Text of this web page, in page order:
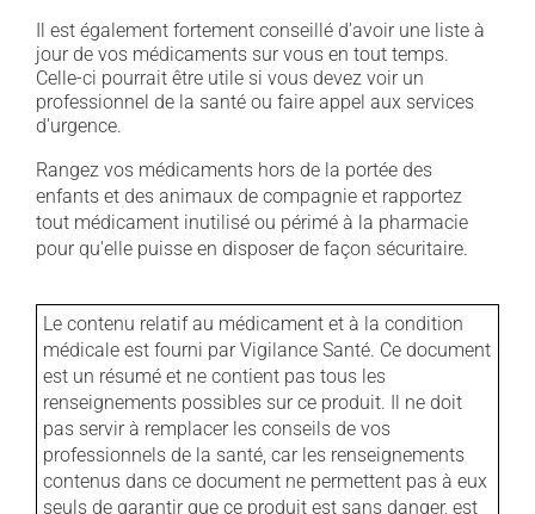
Il est également fortement conseillé d'avoir une liste à
jour de vos médicaments sur vous en tout temps.
Celle-ci pourrait être utile si vous devez voir un
professionnel de la santé ou faire appel aux services
d'urgence.
Rangez vos médicaments hors de la portée des
enfants et des animaux de compagnie et rapportez
tout médicament inutilisé ou périmé à la pharmacie
pour qu'elle puisse en disposer de façon sécuritaire.
Le contenu relatif au médicament et à la condition
médicale est fourni par Vigilance Santé. Ce document
est un résumé et ne contient pas tous les
renseignements possibles sur ce produit. Il ne doit
pas servir à remplacer les conseils de vos
professionnels de la santé, car les renseignements
contenus dans ce document ne permettent pas à eux
seuls de garantir que ce produit est sans danger, est